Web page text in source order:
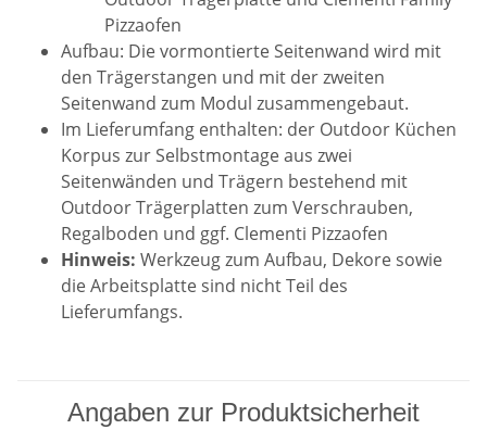
Pizzaofen
Aufbau: Die vormontierte Seitenwand wird mit
den Trägerstangen und mit der zweiten
Seitenwand zum Modul zusammengebaut.
Im Lieferumfang enthalten: der Outdoor Küchen
Korpus zur Selbstmontage aus zwei
Seitenwänden und Trägern bestehend mit
Outdoor Trägerplatten zum Verschrauben,
Regalboden und ggf. Clementi Pizzaofen
Hinweis: Werkzeug zum Aufbau, Dekore sowie
die Arbeitsplatte sind nicht Teil des
Lieferumfangs.
Angaben zur Produktsicherheit